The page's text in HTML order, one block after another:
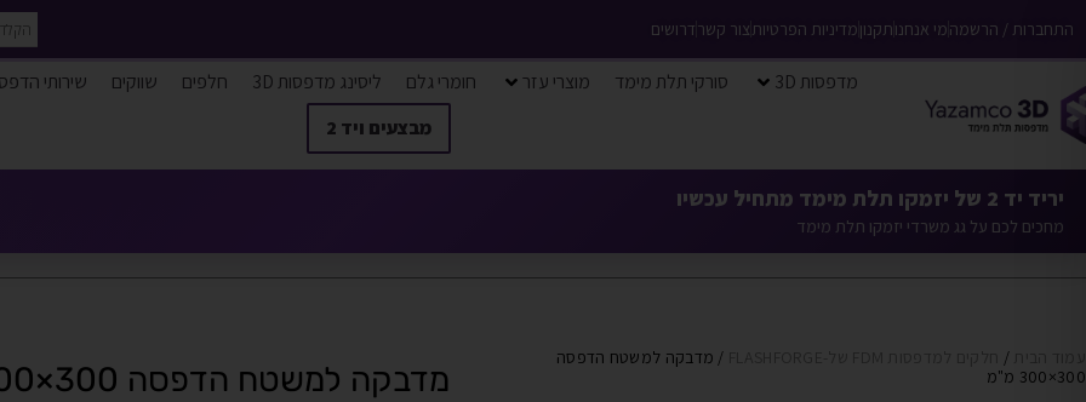
התחברות / הרשמהמי אנחנותקנוןמדיניות הפרטיות צור קשרדרושים
מדפסות 3D סורקי תלת מימד מוצרי עזר חומרי גלם ליסינג מדפסות 3D חלפים שווקים
שירותי
מבצעים ויד 2
יריד יד 2 של יזמקו תלת מימד מתחיל עכשיו
מחכים לכם על גג משרדי יזמקו תלת מימד
/
/ מדבקה למשטח הדפסה
300×300 מ"מ
מדבקה למשטח הדפסה 300×300 מ"מ